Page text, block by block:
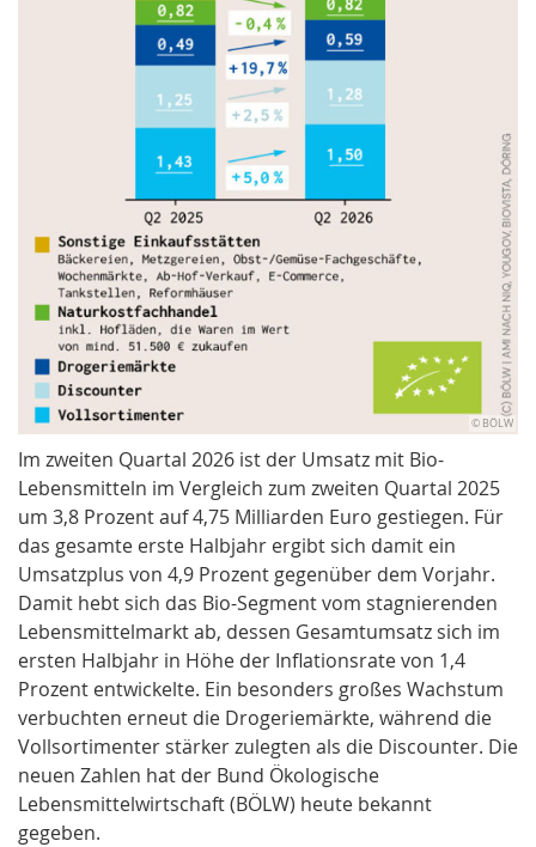
© BÖLW
Im zweiten Quartal 2026 ist der Umsatz mit Bio-
Lebensmitteln im Vergleich zum zweiten Quartal 2025
um 3,8 Prozent auf 4,75 Milliarden Euro gestiegen. Für
das gesamte erste Halbjahr ergibt sich damit ein
Umsatzplus von 4,9 Prozent gegenüber dem Vorjahr.
Damit hebt sich das Bio-Segment vom stagnierenden
Lebensmittelmarkt ab, dessen Gesamtumsatz sich im
ersten Halbjahr in Höhe der Inflationsrate von 1,4
Prozent entwickelte. Ein besonders großes Wachstum
verbuchten erneut die Drogeriemärkte, während die
Vollsortimenter stärker zulegten als die Discounter. Die
neuen Zahlen hat der Bund Ökologische
Lebensmittelwirtschaft (BÖLW) heute bekannt
gegeben.